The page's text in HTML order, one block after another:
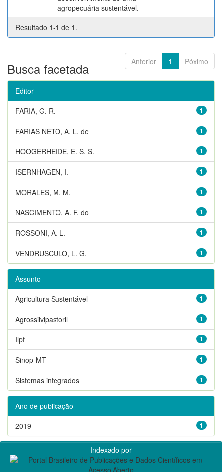
agropecuária sustentável.
Resultado 1-1 de 1.
Anterior 1 Póximo
Busca facetada
Editor
1
FARIA, G. R.
1
FARIAS NETO, A. L. de
1
HOOGERHEIDE, E. S. S.
1
ISERNHAGEN, I.
1
MORALES, M. M.
1
NASCIMENTO, A. F. do
1
ROSSONI, A. L.
1
VENDRUSCULO, L. G.
Assunto
1
Agricultura Sustentável
1
Agrossilvipastoril
1
Ilpf
1
Sinop-MT
1
Sistemas integrados
Ano de publicação
1
2019
Indexado por